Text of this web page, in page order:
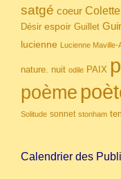
satgé coeur Colette
Désir espoir Guillet
lucienne Lucienne Maville-
nature. nuit odile PAIX
poème
Solitude sonnet stonham
Calendrier des